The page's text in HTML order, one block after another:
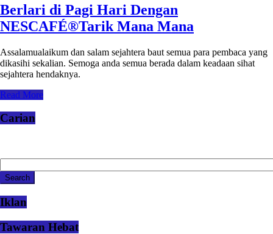
Berlari di Pagi Hari Dengan
NESCAFÉ®Tarik Mana Mana
Assalamualaikum dan salam sejahtera baut semua para pembaca yang
dikasihi sekalian. Semoga anda semua berada dalam keadaan sihat
sejahtera hendaknya.
Read More
Carian
Iklan
Tawaran Hebat